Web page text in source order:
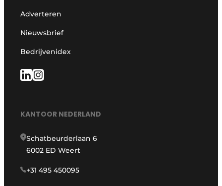
Adverteren
Nieuwsbrief
Bedrijvenidex
KANTOOR NEDERLAND
Schatbeurderlaan 6
6002 ED Weert
+31 495 450095